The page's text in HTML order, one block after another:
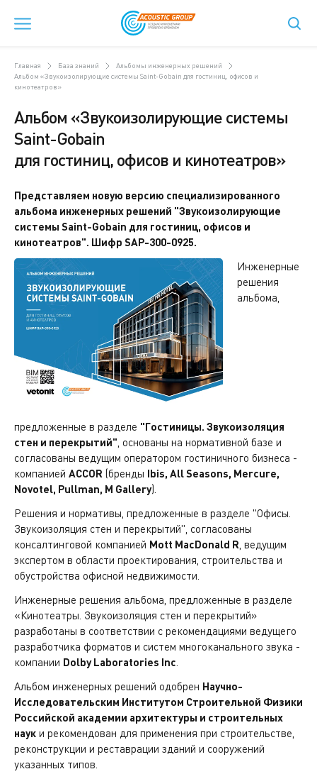
Главная База знаний
Альбомы инженерных решений
Альбом «Звукоизолирующие системы Saint-Gobain для гостиниц, офисов и
кинотеатров»
Альбом «Звукоизолирующие системы
Saint-Gobain
для гостиниц, офисов и кинотеатров»
Представляем новую версию специализированного
альбома инженерных решений "Звукоизолирующие
системы Saint-Gobain для гостиниц, офисов и
кинотеатров". Шифр SAP-300-0925.
Инженерные
решения
альбома,
предложенные в разделе "Гостиницы. Звукоизоляция
стен и перекрытий" , основаны на нормативной базе и
согласованы ведущим оператором гостиничного бизнеса -
компанией ACCOR (бренды Ibis, All Seasons, Mercure,
Novotel, Pullman, M Gallery).
Решения и нормативы, предложенные в разделе "Офисы.
Звукоизоляция стен и перекрытий", согласованы
консалтинговой компанией Mott MacDonald R , ведущим
экспертом в области проектирования, строительства и
обустройства офисной недвижимости.
Инженерные решения альбома, предложенные в разделе
«Кинотеатры. Звукоизоляция стен и перекрытий»
разработаны в соответствии с рекомендациями ведущего
разработчика форматов и систем многоканального звука -
компании Dolby Laboratories Inc
Альбом инженерных решений одобрен Научно-
Исследовательским Институтом Строительной Физики
Российской академии архитектуры и строительных
наук и рекомендован для применения при строительстве,
реконструкции и реставрации зданий и сооружений
указанных типов.